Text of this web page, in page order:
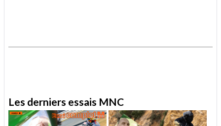
Les derniers essais MNC